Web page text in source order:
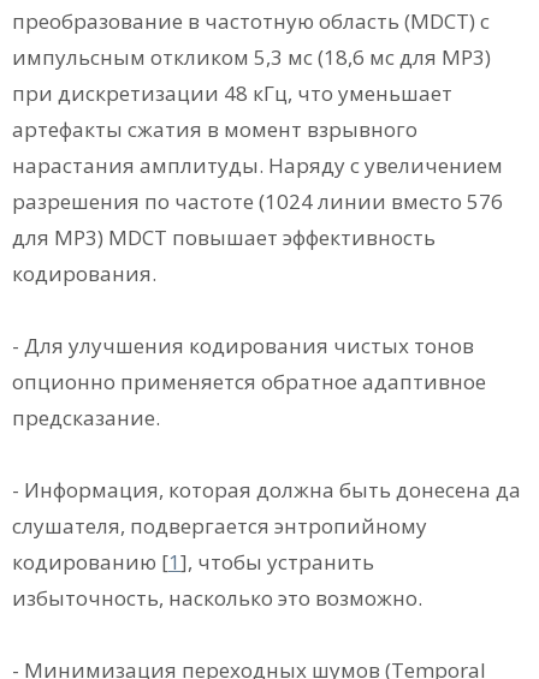
преобразование в частотную область (MDCT) с
импульсным откликом 5,3 мс (18,6 мс для МР3)
при дискретизации 48 кГц, что уменьшает
артефакты сжатия в момент взрывного
нарастания амплитуды. Наряду с увеличением
разрешения по частоте (1024 линии вместо 576
для МР3) MDCT повышает эффективность
кодирования.
- Для улучшения кодирования чистых тонов
опционно применяется обратное адаптивное
предсказание.
- Информация, которая должна быть донесена да
слушателя, подвергается энтропийному
кодированию [1], чтобы устранить
избыточность, насколько это возможно.
- Минимизация переходных шумов (Temporal